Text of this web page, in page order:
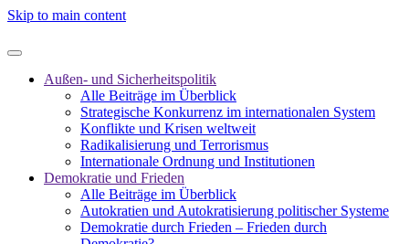
Skip to main content
Außen- und Sicherheitspolitik
Alle Beiträge im Überblick
Strategische Konkurrenz im internationalen System
Konflikte und Krisen weltweit
Radikalisierung und Terrorismus
Internationale Ordnung und Institutionen
Demokratie und Frieden
Alle Beiträge im Überblick
Autokratien und Autokratisierung politischer Systeme
Demokratie durch Frieden – Frieden durch